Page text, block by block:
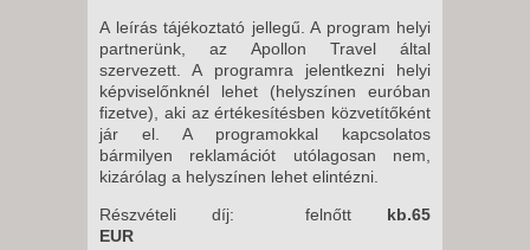
A leírás tájékoztató jellegű. A program helyi
partnerünk, az Apollon Travel által
szervezett. A programra jelentkezni helyi
képviselőnknél lehet (helyszínen euróban
fizetve), aki az értékesítésben közvetítőként
jár el. A programokkal kapcsolatos
bármilyen reklamációt utólagosan nem,
kizárólag a helyszínen lehet elintézni.
Részvételi díj: felnőtt kb.65
EUR